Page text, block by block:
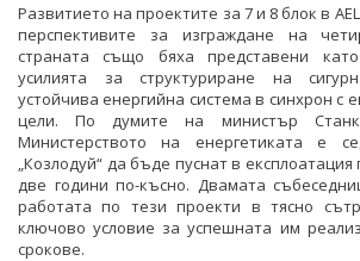
Развитието на проектите за 7 и 8 блок в
перспективите за изграждане на
страната също бяха представени
усилията за структуриране на
устойчива енергийна система в синхрон с
цели. По думите на министър
Министерството на енергетиката е
„Козлодуй“ да бъде пуснат в
две години по-късно. Двамата
работата по тези проекти в тясно
ключово условие за успешната им
срокове.